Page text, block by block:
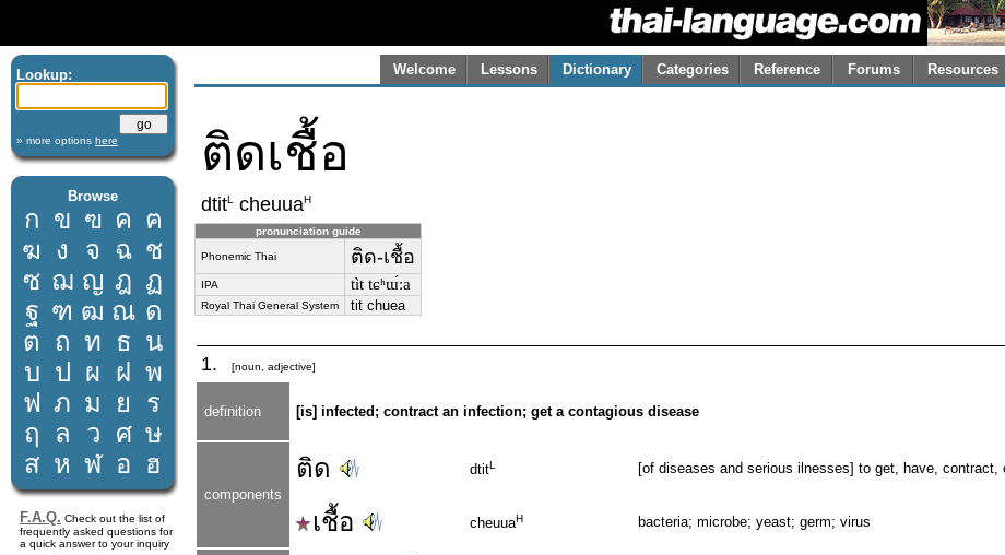
Lookup:
» more options here
Browse
ก ข ฃ ค ฅ
ฆ ง จ ฉ ช
ซ ฌ ญ ฎ ฏ
ฐ ฑ ฒ ณ ด
ต ถ ท ธ น
บ ป ผ ฝ พ
ฟ ภ ม ย
ร
ฤ
ล ว ศ ษ
ส ห ฬ อ ฮ
F.A.Q. Check out the list of
frequently asked questions for
a quick answer to your inquiry
Welcome Lessons Dictionary Categories Reference Forums Resources
ติดเชื้อ
dtitL cheuuaH
pronunciation guide
Phonemic Thai ติด-เชื้อ
IPA tìt tɕʰɯ́ːa
Royal Thai General System tit chuea
1. [noun, adjective]
definition [is] infected; contract an infection; get a contagious disease
components
ติด dtitL [of diseases and serious ilnesses] to get, have,
เชื้อ cheuuaH bacteria; microbe; yeast; germ; virus